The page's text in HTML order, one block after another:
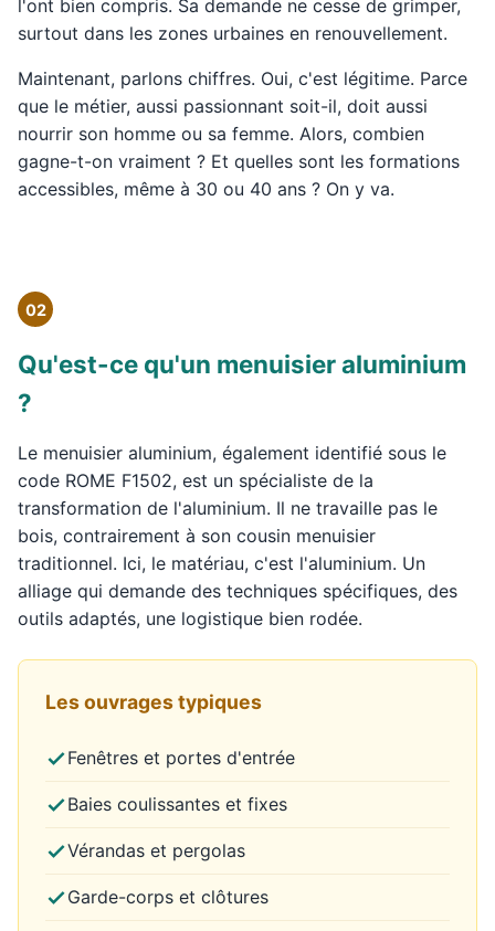
l'ont bien compris. Sa demande ne cesse de grimper,
surtout dans les zones urbaines en renouvellement.
Maintenant, parlons chiffres. Oui, c'est légitime. Parce
que le métier, aussi passionnant soit-il, doit aussi
nourrir son homme ou sa femme. Alors, combien
gagne-t-on vraiment ? Et quelles sont les formations
accessibles, même à 30 ou 40 ans ? On y va.
02
Qu'est-ce qu'un menuisier aluminium
?
Le menuisier aluminium, également identifié sous le
code ROME F1502, est un spécialiste de la
transformation de l'aluminium. Il ne travaille pas le
bois, contrairement à son cousin menuisier
traditionnel. Ici, le matériau, c'est l'aluminium. Un
alliage qui demande des techniques spécifiques, des
outils adaptés, une logistique bien rodée.
Les ouvrages typiques
Fenêtres et portes d'entrée
Baies coulissantes et fixes
Vérandas et pergolas
Garde-corps et clôtures